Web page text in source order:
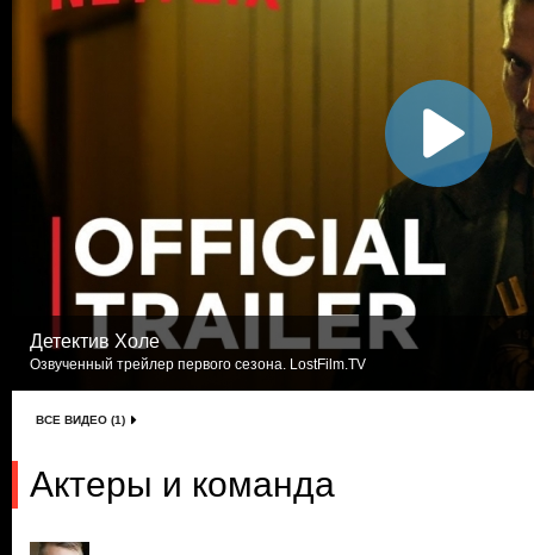
Детектив Холе
Озвученный трейлер первого сезона. LostFilm.TV
ВСЕ ВИДЕО (1)
Актеры и команда